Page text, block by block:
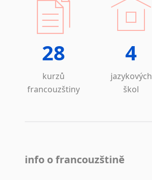
28
kurzů
francouzštiny
4
jazykových
škol
info o francouzštině